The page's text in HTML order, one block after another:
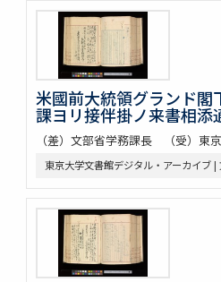
米國前大統領グランド閣
課ヨリ接伴掛ノ来書相添
（差）文部省学務課長 （受）東
東京大学文書館デジタル・アーカイブ |